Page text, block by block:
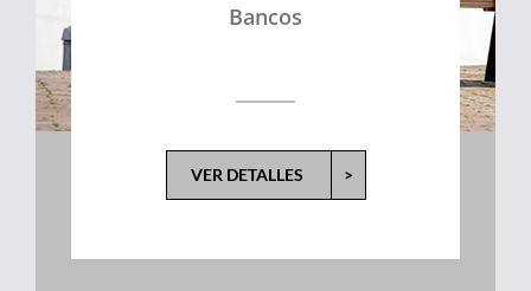
Bancos
VER DETALLES >